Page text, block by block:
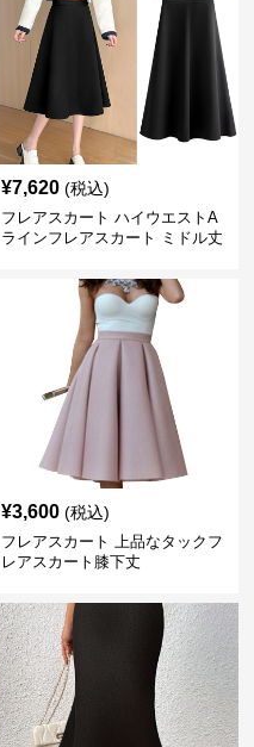
¥7,620 (税込)
フレアスカート ハイウエストA
ラインフレアスカート ミドル丈
¥3,600 (税込)
フレアスカート 上品なタックフ
レアスカート膝下丈